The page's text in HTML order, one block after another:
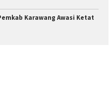
Karawang Awasi Ketat